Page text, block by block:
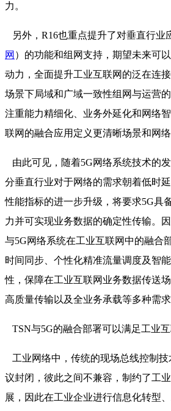
力。
另外，R16也重点提升了对垂直行业
网 ）的功能和组网支持，期望未来可
动力，全面提升工业互联网的泛在连
场景下局域和广域一致性组网与运营
注重能力精细化、业务外延化和网络
联网的融合应用定义更清晰场景和网络
由此可见，随着5G网络系统技术的
分垂直行业对于网络的需求朝着低时
性能指标的进一步升级，将要求5G具
力并可实现业务数据的确定性传输。
与5G网络系统在工业互联网中的融合
时间同步、个性化精准流量调度及智
性，保障在工业互联网业务数据传送
高质量传输以及全业务承载等多种需求
TSN与5G的融合部署可以满足工业
工业网络中，传统的现场总线控制
议封闭，彼此之间不兼容，制约了工
展，因此在工业企业进行信息化转型